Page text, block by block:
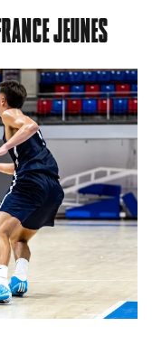
JEUNES